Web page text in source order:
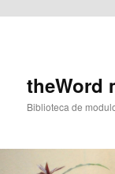
theWord
Biblioteca de